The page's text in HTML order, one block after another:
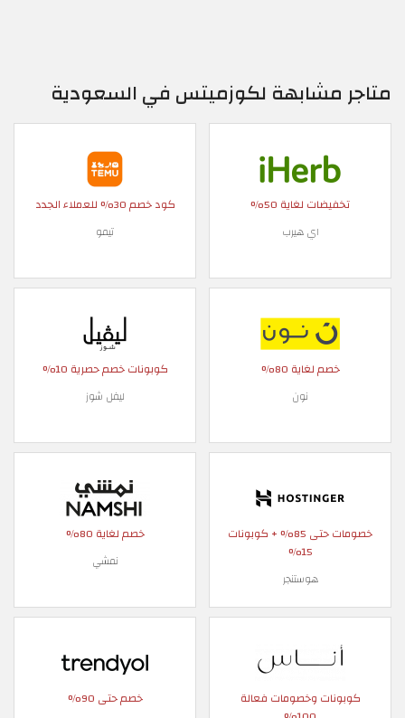
متاجر مشابهة لكوزميتس في السعودية
تخفيضات لغاية 50%
اي هيرب
كود خصم 30% للعملاء الجدد
تيمو
خصم لغاية 80%
نون
كوبونات خصم حصرية 10%
ليفل شوز
خصومات حتى 85% + كوبونات
15%
هوستنجر
خصم لغاية 80%
نمشي
كوبونات وخصومات فعالة
خصم حتى 90%